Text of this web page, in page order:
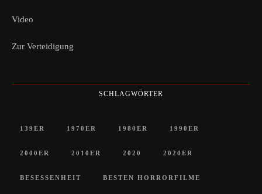
Video
Zur Verteidigung
SCHLAGWÖRTER
139ER 1970ER 1980ER 1990ER
2000ER 2010ER 2020 2020ER
BESESSENHEIT BESTEN HORRORFILME